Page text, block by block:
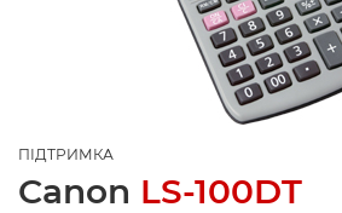
ПІДТРИМКА
Canon LS-100DT